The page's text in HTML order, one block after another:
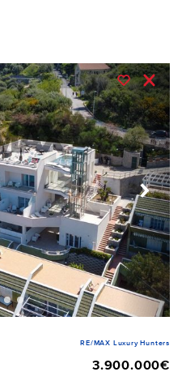
RE/MAX Luxury Hunters
3.900.000€